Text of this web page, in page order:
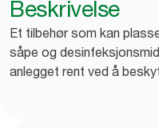
Beskrivelse
Et tilbehør som kan
såpe og
anlegget rent ved å